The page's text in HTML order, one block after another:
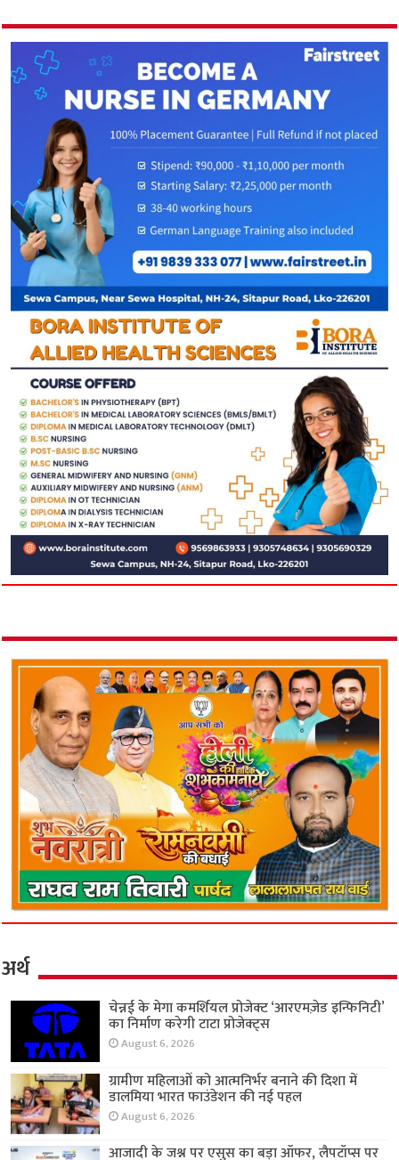
अर्थ
चेन्नई के मेगा कमर्शियल प्रोजेक्ट ‘आरएमज़ेड इन्फिनिटी’
का निर्माण करेगी टाटा प्रोजेक्ट्स
August 6, 2026
ग्रामीण महिलाओं को आत्मनिर्भर बनाने की दिशा में
डालमिया भारत फाउंडेशन की नई पहल
August 6, 2026
आजादी के जश्न पर एसुस का बड़ा ऑफर, लैपटॉप्स पर